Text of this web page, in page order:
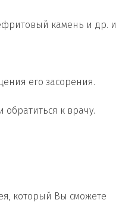
камень и др. и
его засорения.
к врачу.
который Вы сможете